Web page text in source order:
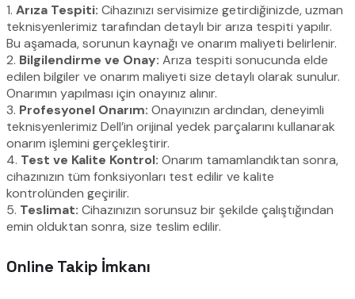
1. Arıza Tespiti: Cihazınızı servisimize getirdiğinizde, uzman
teknisyenlerimiz tarafından detaylı bir arıza tespiti yapılır.
Bu aşamada, sorunun kaynağı ve onarım maliyeti belirlenir.
2. Bilgilendirme ve Onay: Arıza tespiti sonucunda elde
edilen bilgiler ve onarım maliyeti size detaylı olarak sunulur.
Onarımın yapılması için onayınız alınır.
3. Profesyonel Onarım: Onayınızın ardından, deneyimli
teknisyenlerimiz Dell’in orijinal yedek parçalarını kullanarak
onarım işlemini gerçekleştirir.
4. Test ve Kalite Kontrol: Onarım tamamlandıktan sonra,
cihazınızın tüm fonksiyonları test edilir ve kalite
kontrolünden geçirilir.
5. Teslimat: Cihazınızın sorunsuz bir şekilde çalıştığından
emin olduktan sonra, size teslim edilir.
Online Takip İmkanı